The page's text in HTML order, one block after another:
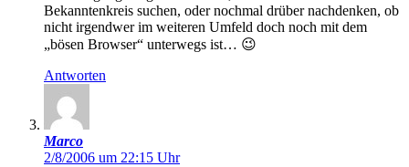
Bekanntenkreis suchen, oder nochmal drüber nachdenken, ob
nicht irgendwer im weiteren Umfeld doch noch mit dem
„bösen Browser“ unterwegs ist… 😉
Antworten
Marco
2/8/2006 um 22:15 Uhr